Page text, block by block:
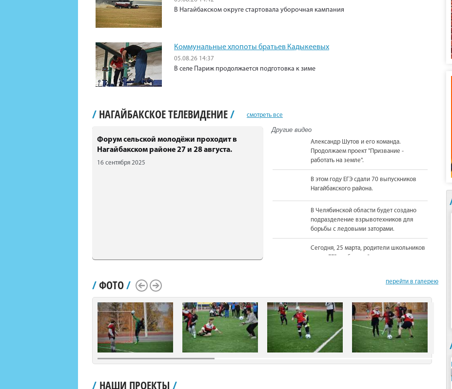
В Нагайбакском округе стартовала уборочная кампания
Коммунальные хлопоты братьев Кадыкеевых
05.08.26 14:37
В селе Париж продолжается подготовка к зиме
/ НАГАЙБАКСКОЕ ТЕЛЕВИДЕНИЕ/ смотреть все
Форум сельской молодёжи проходит в
Нагайбакском районе 27 и 28 августа.
16 сентября 2025
Другие видео
Александр Шутов и его команда.
Продолжаем проект "Призвание -
работать на земле".
В этом году ЕГЭ сдали 70 выпускников
Нагайбакского района.
В Челябинской области будет создано
подразделение взрывотехников для
борьбы с ледовыми заторами.
Сегодня, 25 марта, родители школьников
сдали ЕГЭ по базовой математике.
На должность Уполномоченного по
вновь назначена Юлия Сударенко
Юные читатели приняли участие в
чемпионате по чтению вслух.
В Нагайбакском районе установлен
/ФОТО/ перейти в галерею
Scroll LeftScroll Right
/ НАШИ ПРОЕКТЫ /